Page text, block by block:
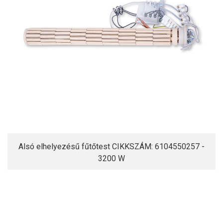
Alsó elhelyezésű fűtőtest CIKKSZÁM: 6104550257 -
3200 W